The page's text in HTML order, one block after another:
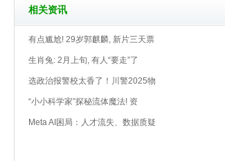
相关资讯
有点尴尬! 29岁郭麒麟, 新片三天票
生肖兔: 2月上旬, 有人“要走”了
选政治报警校太香了！川警2025物
“小小科学家”探秘流体魔法! 资
Meta AI困局：人才流失、数据质疑